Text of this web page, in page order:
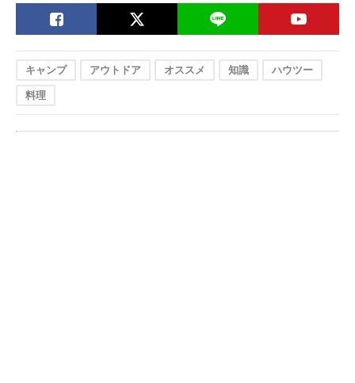
キャンプ アウトドア オススメ 知識 ハウツー
料理